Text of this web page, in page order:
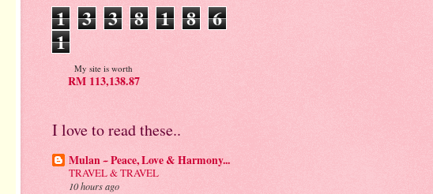
1 3 3 8 1 8 6
1
My site is worth
RM 113,138.87
I love to read these..
Mulan ~ Peace, Love & Harmony...
TRAVEL & TRAVEL
10 hours ago